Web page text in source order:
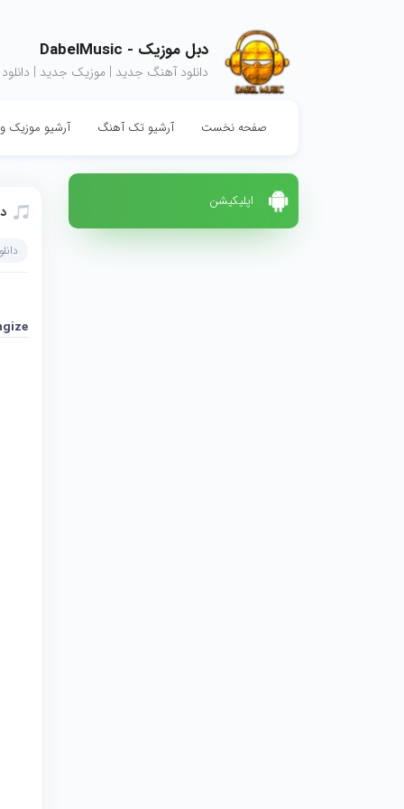
دبل موزیک - DabelMusic
دانلود آهنگ جدید | موزیک جدید |
صفحه نخست آرشیو تک آهنگ آرشیو موزیک
اپلیکیشن